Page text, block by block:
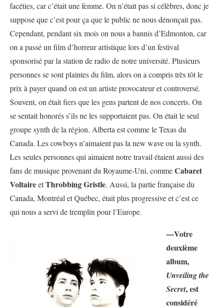
facéties, car c’était une femme. On n’était pas si célèbres, donc je
suppose que c’est pour ça que le public ne nous dénonçait pas.
Cependant, pendant six mois on nous a bannis d’Edmonton, car
on a passé un film d’horreur artistique lors d’un festival
sponsorisé par la station de radio de notre université. Plusieurs
personnes se sont plaintes du film, alors on a compris très tôt le
prix à payer quand on est un artiste provocateur et controversé.
Souvent, on était fiers que les gens partent de nos concerts. On
se sentait honorés s’ils ne les supportaient pas. On était le seul
groupe synth de la région. Alberta est comme le Texas du
Canada. Les cowboys n’aimaient pas la new wave ou la synth.
Les seules personnes qui aimaient notre travail étaient aussi des
fans de musique provenant du Royaume-Uni, commeCabaret
VoltaireetThrobbing Gristle. Aussi, la partie française du
Canada, Montréal et Québec, était plus progressive et c’est ce
qui nous a servi de tremplin pour l’Europe.
—Votre
deuxième
album,
Unveiling the
Secret, est
considéré